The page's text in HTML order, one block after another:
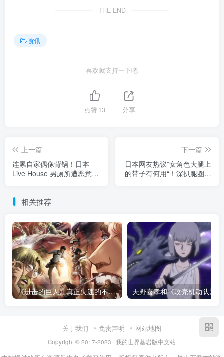
THE END
资讯
喜欢就支持一下吧
点赞13 分享
上一篇
连累自家偶像背锅！日本
Live House 男厕所遭恶意破
下一篇
日本网友热议”女角色大腿上
的带子有何用“！深扒腿圈演
相关推荐
《进击的巨人》真正失速的不是结局！当怪物开始讲设定，恐惧早就已经彻底死了！
关于我们 免责声明 网站地图
Copyright © 2017-2023 · 我的世界基岩版中文站